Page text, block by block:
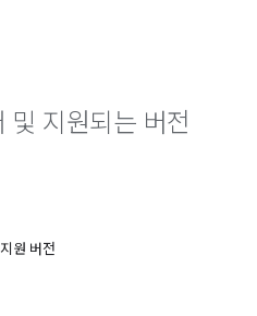
및 지원되는 버전
원 버전